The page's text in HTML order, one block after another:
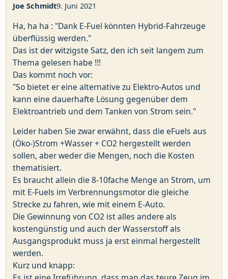
Joe Schmidt9. Juni 2021
Ha, ha ha : "Dank E-Fuel könnten Hybrid-Fahrzeuge
überflüssig werden."
Das ist der witzigste Satz, den ich seit langem zum
Thema gelesen habe !!!
Das kommt noch vor:
"So bietet er eine alternative zu Elektro-Autos und
kann eine dauerhafte Lösung gegenüber dem
Elektroantrieb und dem Tanken von Strom sein."
Leider haben Sie zwar erwähnt, dass die eFuels aus
(Öko-)Strom +Wasser + CO2 hergestellt werden
sollen, aber weder die Mengen, noch die Kosten
thematisiert.
Es braucht allein die 8-10fache Menge an Strom, um
mit E-Fuels im Verbrennungsmotor die gleiche
Strecke zu fahren, wie mit einem E-Auto.
Die Gewinnung von CO2 ist alles andere als
kostengünstig und auch der Wasserstoff als
Ausgangsprodukt muss ja erst einmal hergestellt
werden.
Kurz und knapp: